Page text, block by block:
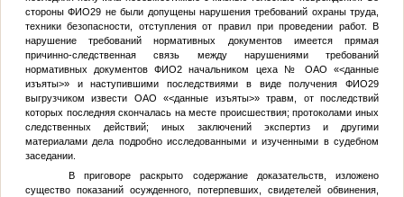
стороныФИО29 не были допущены нарушения требований охраны труда,
техники безопасности, отступления от правил при проведении работ. В
нарушение требований нормативных документов имеется прямая
причинно-следственная связь между нарушениями требований
нормативных документовФИО2 начальником цеха № ОАО «<данные
изъяты>» и наступившими последствиями в виде полученияФИО29
выгрузчиком извести ОАО «<данные изъяты>» травм, от последствий
которых последняя скончалась на месте происшествия; протоколами иных
следственных действий; иных заключений экспертиз и другими
материалами дела подробно исследованными и изученными в судебном
заседании.
В приговоре раскрыто содержание доказательств, изложено
существо показаний осужденного, потерпевших, свидетелей обвинения,